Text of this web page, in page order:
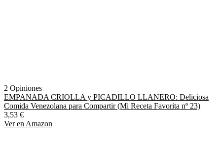
2 Opiniones
EMPANADA CRIOLLA y PICADILLO LLANERO: Deliciosa
Comida Venezolana para Compartir (Mi Receta Favorita nº 23)
3,53 €
Ver en Amazon